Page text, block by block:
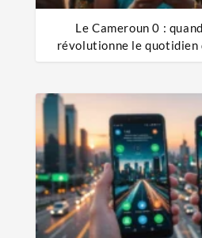
Le Cameroun 0 :
révolutionne le quotidien